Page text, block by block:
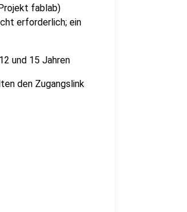
fablab)
erforderlich; ein
und 15 Jahren
den Zugangslink